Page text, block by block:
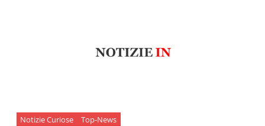
Notizie Curiose Top-News